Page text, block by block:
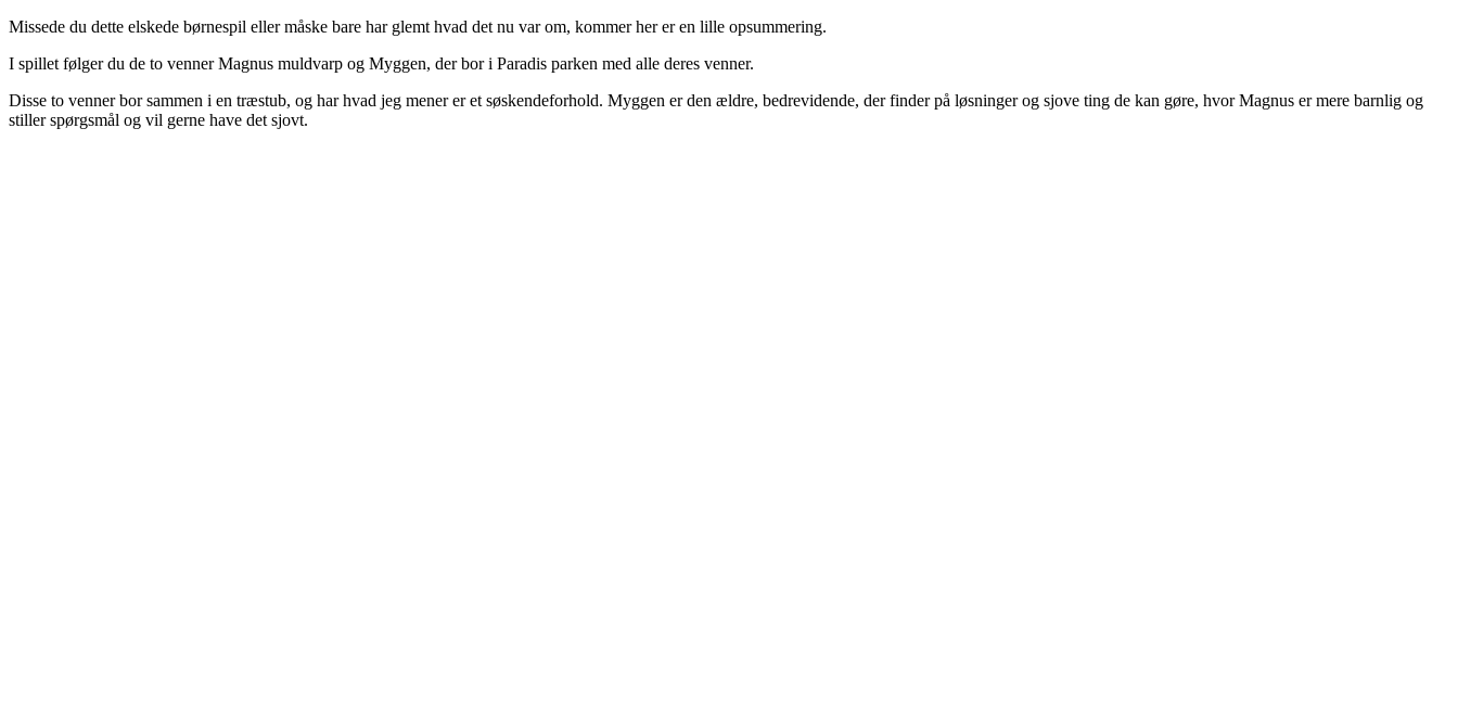
Missede du dette elskede børnespil eller måske bare har glemt hvad det nu var om, kommer her er en lille opsummering.
I spillet følger du de to venner Magnus muldvarp og Myggen, der bor i Paradis parken med alle deres venner.
Disse to venner bor sammen i en træstub, og har hvad jeg mener er et søskendeforhold. Myggen er den ældre, bedrevidende, der finder på løsninger og sjove ting de kan gøre, hvor Magnus er mere barnlig og
stiller spørgsmål og vil gerne have det sjovt.